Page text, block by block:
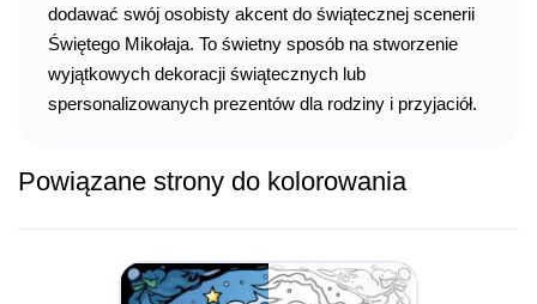
dodawać swój osobisty akcent do świątecznej scenerii
Świętego Mikołaja. To świetny sposób na stworzenie
wyjątkowych dekoracji świątecznych lub
spersonalizowanych prezentów dla rodziny i przyjaciół.
Powiązane strony do kolorowania